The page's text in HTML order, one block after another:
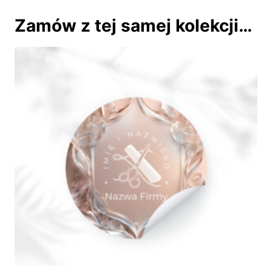
Zamów z tej samej kolekcji…